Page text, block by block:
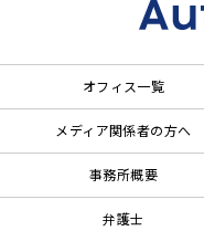
オフィス一覧
メディア関係者の方へ
事務所概要
弁護士